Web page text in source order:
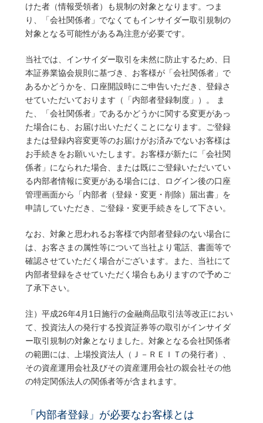
けた者（情報受領者）も規制の対象となります。つま
り、「会社関係者」でなくてもインサイダー取引規制の
対象となる可能性がある為注意が必要です。
当社では、インサイダー取引を未然に防止するため、日
本証券業協会規則に基づき、お客様が「会社関係者」で
あるかどうかを、口座開設時にご申告いただき、登録さ
せていただいております（「内部者登録制度」）。 ま
た、「会社関係者」であるかどうかに関する変更があっ
た場合にも、お届け出いただくことになります。ご登録
または登録内容変更等のお届けがお済みでないお客様は
お手続きをお願いいたします。お客様が新たに「会社関
係者」になられた場合、または既にご登録いただいてい
る内部者情報に変更がある場合には、ログイン後の口座
管理画面から「内部者（登録・変更・削除）届出書」を
申請していただき、ご登録・変更手続きをして下さい。
なお、対象と思われるお客様で内部者登録のない場合に
は、お客さまの属性等について当社より電話、書面等で
確認させていただく場合がございます。また、当社にて
内部者登録をさせていただく場合もありますので予めご
了承下さい。
注）平成26年4月1日施行の金融商品取引法等改正におい
て、投資法人の発行する投資証券等の取引がインサイダ
ー取引規制の対象となりました。対象となる会社関係者
の範囲には、上場投資法人（Ｊ－ＲＥＩＴの発行者）、
その資産運用会社及びその資産運用会社の親会社その他
の特定関係法人の関係者等が含まれます。
「内部者登録」が必要なお客様とは